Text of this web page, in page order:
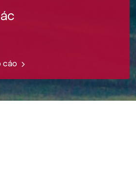
cáo